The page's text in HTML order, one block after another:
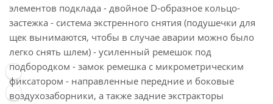
элементов подклада - двойное D-образное кольцо-
застежка - система экстренного снятия (подушечки для
щек вынимаются, чтобы в случае аварии можно было
легко снять шлем) - усиленный ремешок под
подбородком - замок ремешка с микрометрическим
фиксатором - направленные передние и боковые
воздухозаборники, а также задние экстракторы